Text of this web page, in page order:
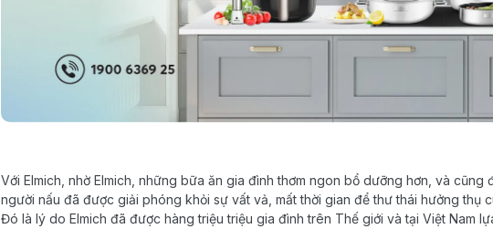
Với Elmich, nhờ Elmich, những bữa ăn gia đình thơm ngon bổ dưỡng hơn, và cũng
người nấu đã được giải phóng khỏi sự vất vả, mất thời gian để thư thái hưởng thụ
Đó là lý do Elmich đã được hàng triệu triệu gia đình trên Thế giới và tại Việt Nam